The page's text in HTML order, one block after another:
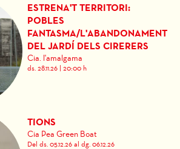
ESTRENA'T TERRITORI:
POBLES
FANTASMA/L'ABANDONAMENT
DEL JARDÍ DELS CIRERERS
Cia. l'amalgama
ds. 28.11.26 |20:00 h
TIONS
Cia Pea Green Boat
Del ds. 05.12.26 al dg. 06.12.26